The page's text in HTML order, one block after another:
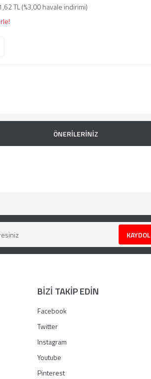
TL (%3,00 havale indirimi)
ÖNERİLERİNİZ
KAYDOL
BİZİ TAKİP EDİN
Facebook
Twitter
Instagram
Youtube
Pinterest